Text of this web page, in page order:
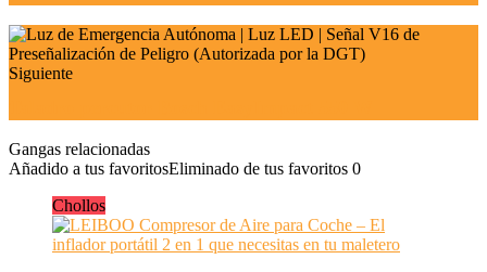
Siguiente
Gangas relacionadas
Añadido a tus favoritosEliminado de tus favoritos 0
Chollos